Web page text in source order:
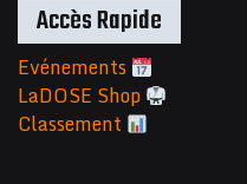
Accès Rapide
Evénements
LaDOSE Shop
Classement